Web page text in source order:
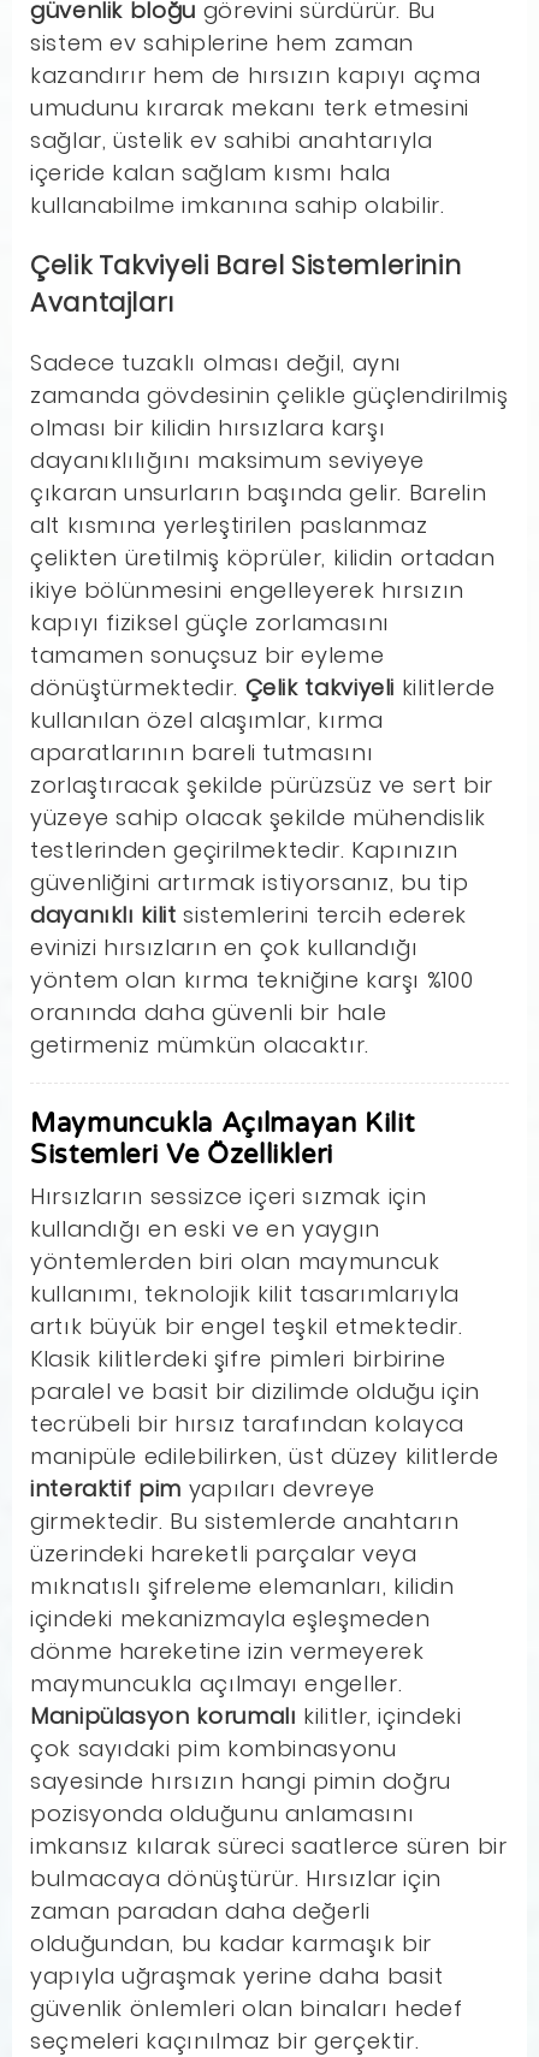
güvenlik bloğu görevini sürdürür. Bu
sistem ev sahiplerine hem zaman
kazandırır hem de hırsızın kapıyı açma
umudunu kırarak mekanı terk etmesini
sağlar, üstelik ev sahibi anahtarıyla
içeride kalan sağlam kısmı hala
kullanabilme imkanına sahip olabilir.
Çelik Takviyeli Barel Sistemlerinin
Avantajları
Sadece tuzaklı olması değil, aynı
zamanda gövdesinin çelikle güçlendirilmiş
olması bir kilidin hırsızlara karşı
dayanıklılığını maksimum seviyeye
çıkaran unsurların başında gelir. Barelin
alt kısmına yerleştirilen paslanmaz
çelikten üretilmiş köprüler, kilidin ortadan
ikiye bölünmesini engelleyerek hırsızın
kapıyı fiziksel güçle zorlamasını
tamamen sonuçsuz bir eyleme
dönüştürmektedir. Çelik takviyeli kilitlerde
kullanılan özel alaşımlar, kırma
aparatlarının bareli tutmasını
zorlaştıracak şekilde pürüzsüz ve sert bir
yüzeye sahip olacak şekilde mühendislik
testlerinden geçirilmektedir. Kapınızın
güvenliğini artırmak istiyorsanız, bu tip
dayanıklı kilit sistemlerini tercih ederek
evinizi hırsızların en çok kullandığı
yöntem olan kırma tekniğine karşı %100
oranında daha güvenli bir hale
getirmeniz mümkün olacaktır.
Maymuncukla Açılmayan Kilit
Sistemleri Ve Özellikleri
Hırsızların sessizce içeri sızmak için
kullandığı en eski ve en yaygın
yöntemlerden biri olan maymuncuk
kullanımı, teknolojik kilit tasarımlarıyla
artık büyük bir engel teşkil etmektedir.
Klasik kilitlerdeki şifre pimleri birbirine
paralel ve basit bir dizilimde olduğu için
tecrübeli bir hırsız tarafından kolayca
manipüle edilebilirken, üst düzey kilitlerde
interaktif pim yapıları devreye
girmektedir. Bu sistemlerde anahtarın
üzerindeki hareketli parçalar veya
mıknatıslı şifreleme elemanları, kilidin
içindeki mekanizmayla eşleşmeden
dönme hareketine izin vermeyerek
maymuncukla açılmayı engeller.
Manipülasyon korumalı kilitler, içindeki
çok sayıdaki pim kombinasyonu
sayesinde hırsızın hangi pimin doğru
pozisyonda olduğunu anlamasını
imkansız kılarak süreci saatlerce süren bir
bulmacaya dönüştürür. Hırsızlar için
zaman paradan daha değerli
olduğundan, bu kadar karmaşık bir
yapıyla uğraşmak yerine daha basit
güvenlik önlemleri olan binaları hedef
seçmeleri kaçınılmaz bir gerçektir.